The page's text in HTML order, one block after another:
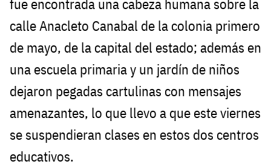
fue encontrada una cabeza humana sobre la
calle Anacleto Canabal de la colonia primero
de mayo, de la capital del estado; además en
una escuela primaria y un jardín de niños
dejaron pegadas cartulinas con mensajes
amenazantes, lo que llevo a que este viernes
se suspendieran clases en estos dos centros
educativos.